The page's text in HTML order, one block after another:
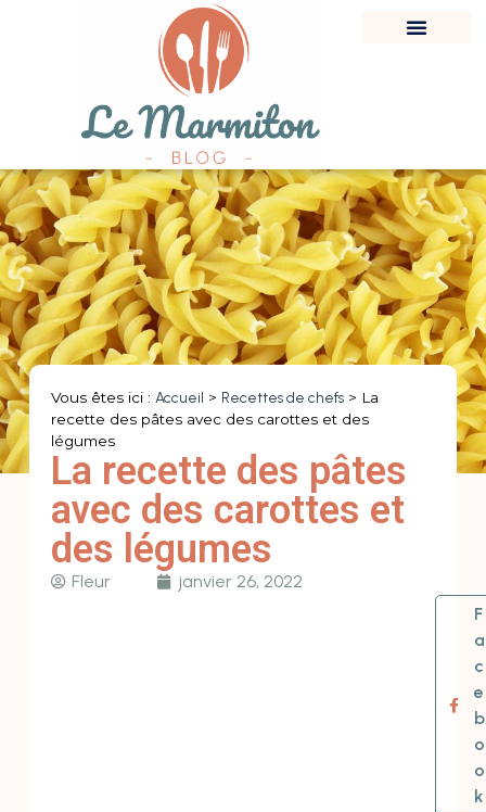
Vous êtes ici : Accueil > Recettes de chefs> La
recette des pâtes avec des carottes et des
légumes
La recette des pâtes
avec des carottes et
des légumes
Fleur janvier 26, 2022
F
a
c
e
b
o
o
k